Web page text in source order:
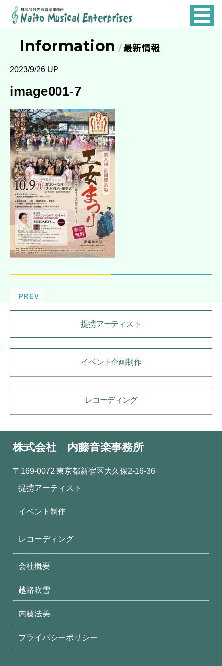
MUSICAL
ENTERPRISES
Information 最新情報
2023/9/26 UP
image001-7
PREV
提携アーティスト
イベント企画制作
レコーディング
株式会社 内藤音楽事務所
〒169-0072 東京都新宿区大久保2-16-36
提携アーティスト
イベント制作
レコーディング
会社概要
越路吹雪
内藤法美
プライバシーポリシー